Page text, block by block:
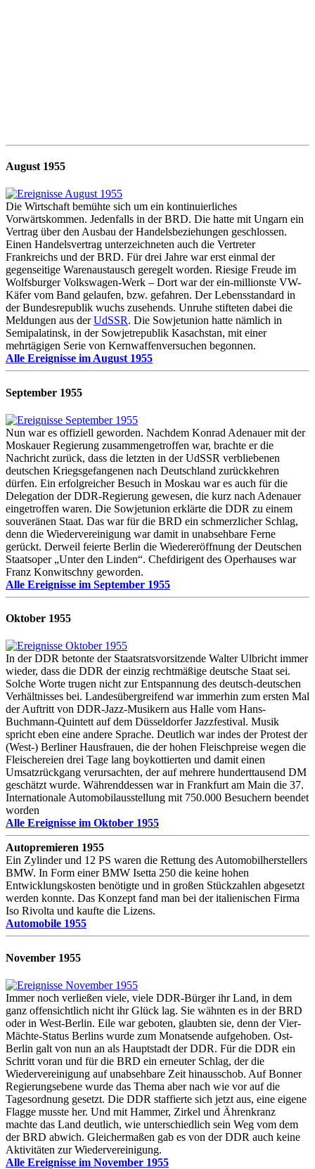
August 1955
Die Wirtschaft bemühte sich um ein kontinuierliches
Vorwärtskommen. Jedenfalls in der BRD. Die hatte mit Ungarn ein
Vertrag über den Ausbau der Handelsbeziehungen geschlossen.
Einen Handelsvertrag unterzeichneten auch die Vertreter
Frankreichs und der BRD. Für drei Jahre war erst einmal der
gegenseitige Warenaustausch geregelt worden. Riesige Freude im
Wolfsburger Volkswagen-Werk – Dort war der ein-millionste VW-
Käfer vom Band gelaufen, bzw. gefahren. Der Lebensstandard in
der Bundesrepublik wuchs zusehends. Unruhe stifteten dabei die
Meldungen aus derUdSSR. Die Sowjetunion hatte nämlich in
Semipalatinsk, in der Sowjetrepublik Kasachstan, mit einer
mehrtägigen Serie von Kernwaffenversuchen begonnen.
Alle Ereignisse im August 1955
September 1955
Nun war es offiziell geworden. Nachdem Konrad Adenauer mit der
Moskauer Regierung zusammengetroffen war, brachte er die
Nachricht zurück, dass die letzten in der UdSSR verbliebenen
deutschen Kriegsgefangenen nach Deutschland zurückkehren
dürfen. Ein erfolgreicher Besuch in Moskau war es auch für die
Delegation der DDR-Regierung gewesen, die kurz nach Adenauer
eingetroffen waren. Die Sowjetunion erklärte die DDR zu einem
souveränen Staat. Das war für die BRD ein schmerzlicher Schlag,
denn die Wiedervereinigung war damit in unabsehbare Ferne
gerückt. Derweil feierte Berlin die Wiedereröffnung der Deutschen
Staatsoper „Unter den Linden“. Chefdirigent des Operhauses war
Franz Konwitschny geworden.
Alle Ereignisse im September 1955
Oktober 1955
In der DDR betonte der Staatsratsvorsitzende Walter Ulbricht immer
wieder, dass die DDR der einzig rechtmäßige deutsche Staat sei.
Solche Worte trugen nicht zur Entspannung des deutsch-deutschen
Verhältnisses bei. Landesübergreifend war immerhin zum ersten Mal
der Auftritt von DDR-Jazz-Musikern aus Halle vom Hans-
Buchmann-Quintett auf dem Düsseldorfer Jazzfestival. Musik
spricht eben eine andere Sprache. Deutlich war indes der Protest der
(West-) Berliner Hausfrauen, die der hohen Fleischpreise wegen die
Fleischereien drei Tage lang boykottierten und damit einen
Umsatzrückgang verursachten, der auf mehrere hunderttausend DM
geschätzt wurde. Währenddessen war in Frankfurt am Main die 37.
Internationale Automobilausstellung mit 750.000 Besuchern beendet
worden
Alle Ereignisse im Oktober 1955
Autopremieren 1955
Ein Zylinder und 12 PS waren die Rettung des Automobilherstellers
BMW. In Form einer BMW Isetta 250 die keine hohen
Entwicklungskosten benötigte und in großen Stückzahlen abgesetzt
werden konnte. Das Konzept fand man bei der italienischen Firma
Iso Rivolta und kaufte die Lizens.
Automobile 1955
November 1955
Immer noch verließen viele, viele DDR-Bürger ihr Land, in dem
ganz offensichtlich nicht ihr Glück lag. Sie wähnten es in der BRD
oder in West-Berlin. Eile war geboten, glaubten sie, denn der Vier-
Mächte-Status Berlins wurde zum Monatsende aufgehoben. Ost-
Berlin galt von nun an als Hauptstadt der DDR. Für die DDR ein
Schritt voran und für die BRD ein erneuter Schlag, der die
Wiedervereinigung auf unabsehbare Zeit hinausschob. Auf Bonner
Regierungsebene wurde das Thema aber nach wie vor auf die
Tagesordnung gesetzt. Die DDR staffierte sich jetzt aus, eine eigene
Flagge musste her. Und mit Hammer, Zirkel und Ährenkranz
machte das Land deutlich, wie unterschiedlich sein Weg vom dem
der BRD abwich. Gleichermaßen gab es von der DDR auch keine
Aktivitäten zur Wiedervereinigung.
Alle Ereignisse im November 1955